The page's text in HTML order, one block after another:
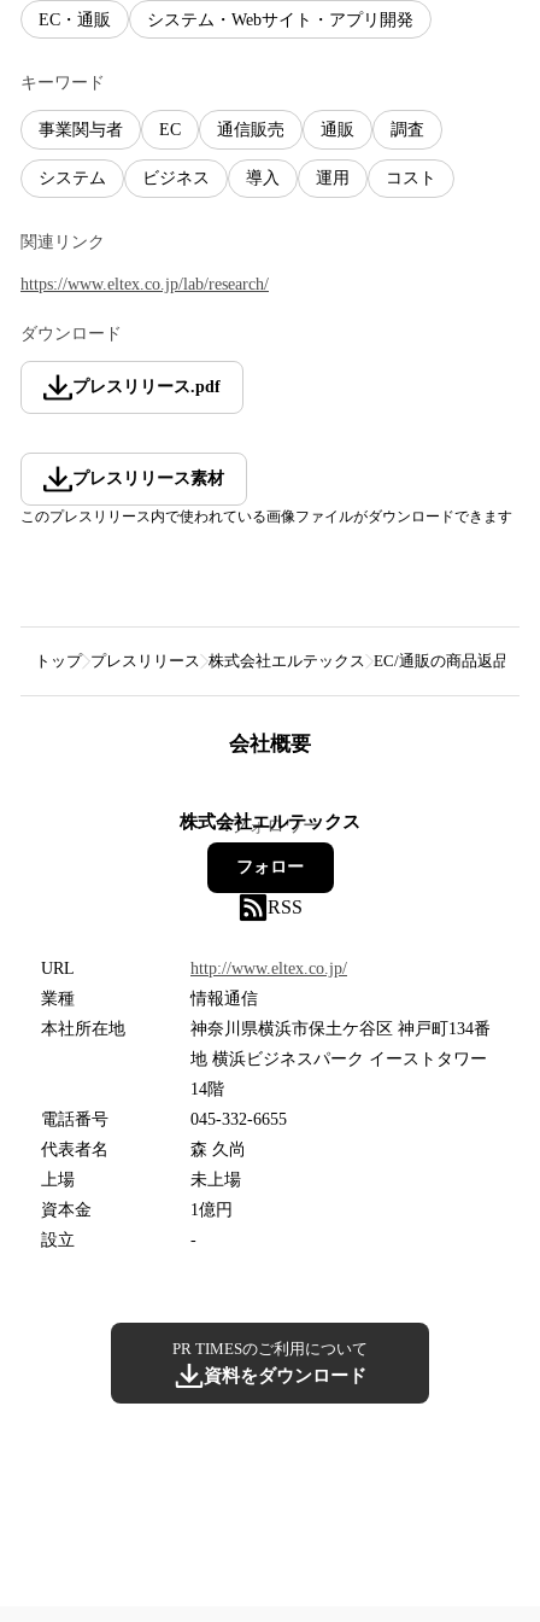
EC・通販 システム・Webサイト・アプリ開発
キーワード
事業関与者 EC 通信販売 通販 調査
システム ビジネス 導入 運用 コスト
関連リンク
https://www.eltex.co.jp/lab/research/
ダウンロード
プレスリリース.pdf
プレスリリース素材
このプレスリリース内で使われている画像ファイルがダウンロードできます
トップ プレスリリース 株式会社エルテックス EC/通販の商品返品率
会社概要
株式会社エルテックス
4フォロワー
フォロー
RSS
URL
http://www.eltex.co.jp/
業種
情報通信
本社所在地
神奈川県横浜市保土ケ谷区 神戸町134番
地 横浜ビジネスパーク イーストタワー
14階
電話番号
045-332-6655
代表者名
森 久尚
上場
未上場
資本金
1億円
設立
-
PR TIMESのご利用について
資料をダウンロード